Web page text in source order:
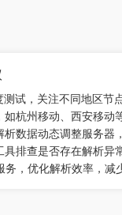
试，关注不同地区
杭州移动、西安移
数据动态调整服务
排查是否存在解析
，优化解析效率，减